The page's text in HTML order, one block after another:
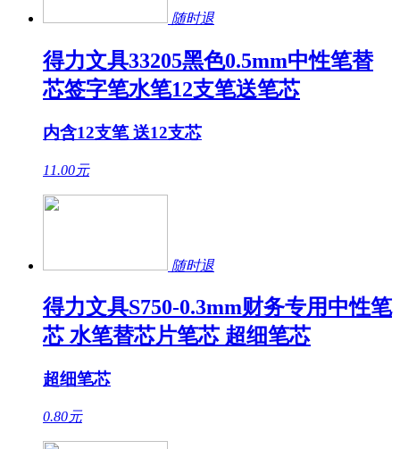
随时退
得力文具33205黑色0.5mm中性笔替
芯签字笔水笔12支笔送笔芯
内含12支笔 送12支芯
11.00元
随时退
得力文具S750-0.3mm财务专用中性笔
芯 水笔替芯片笔芯 超细笔芯
超细笔芯
0.80元